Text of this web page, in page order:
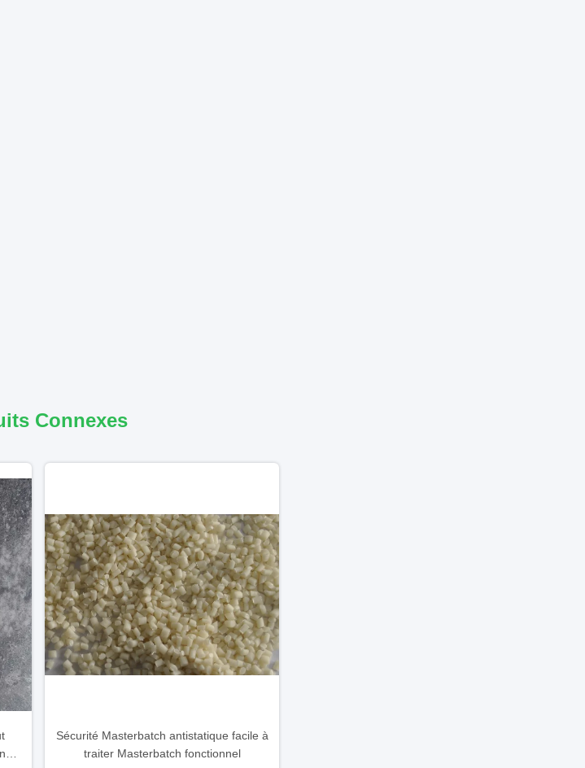
Connexes
Sécurité Masterbatch antistatique facile à
traiter Masterbatch fonctionnel